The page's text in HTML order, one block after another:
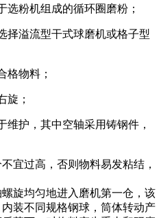
选粉机组成的循环圈磨粉；
择溢流型干式球磨机或格子型
格物料；
旋；
维护，其中空轴采用铸钢件，
宜过高，否则物料易发粘结，
旋均匀地进入磨机第一仓，该
装不同规格钢球，筒体转动产